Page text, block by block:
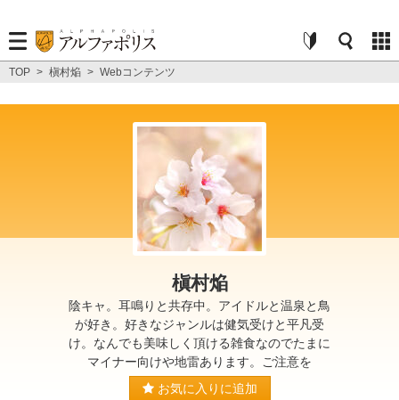
TOP > 槇村焔 > Webコンテンツ
槇村焔
陰キャ。耳鳴りと共存中。アイドルと温泉と鳥
が好き。好きなジャンルは健気受けと平凡受
け。なんでも美味しく頂ける雑食なのでたまに
マイナー向けや地雷あります。ご注意を
お気に入りに追加